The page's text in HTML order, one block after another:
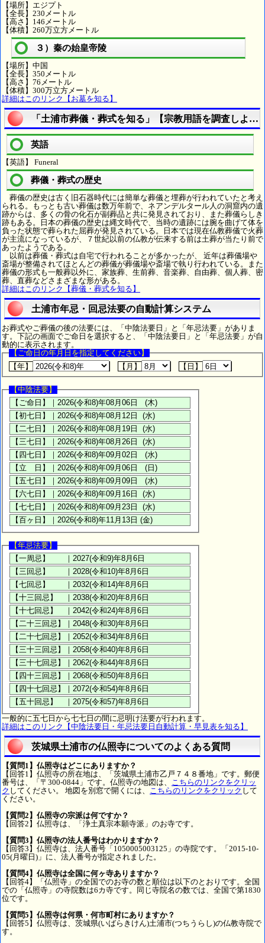
【場所】エジプト
【全長】230メートル
【高さ】146メートル
【体積】260万立方メートル
３）秦の始皇帝陵
【場所】中国
【全長】350メートル
【高さ】76メートル
【体積】300万立方メートル
詳細はこのリンク【お墓を知る】
「土浦市葬儀・葬式を知る」【宗教用語を調査しよう
英語
【英語】 Funeral
葬儀・葬式の歴史
葬儀の歴史は古く旧石器時代には簡単な葬儀と埋葬が行われていたと考え
られる。もっとも古い葬儀は数万年前で、ネアンデルタール人の洞窟内の遺
跡からは、多くの骨の化石が副葬品と共に発見されており、また葬儀らしき
跡もある。日本の葬儀の歴史は縄文時代で、当時の遺跡には腕を曲げて体を
負った状態で葬られた屈葬が発見されている。日本では現在仏教葬儀で火葬
が主流になっているが、７世紀以前の仏教が伝来する前は土葬が当たり前で
あったようである。
以前は葬儀・葬式は自宅で行われることが多かったが、 近年は葬儀場や
斎場が整備されてほとんどの葬儀が葬儀場や斎場で執り行われている。また
葬儀の形式も一般葬以外に、家族葬、生前葬、音楽葬、自由葬、個人葬、密
葬、直葬などさまざまな形がある。
詳細はこのリンク【葬儀・葬式を知る】
土浦市年忌・回忌法要の自動計算システム
お葬式やご葬儀の後の法要には、「中陰法要日」と「年忌法要」がありま
す。下記の画面でご命日を選択すると、「中陰法要日」と「年忌法要」が自
動的に表示されます。
【ご命日の年月日を指定してください】
【年】
【月】 【日】
【中陰法要】
【年忌法要】
一般的に五七日から七七日の間に忌明け法要が行われます。
詳細はこのリンク【中陰法要日・年忌法要日自動計算・早見表を知る】
茨城県土浦市の仏照寺についてのよくある質問
【質問1】仏照寺はどこにありますか？
【回答1】仏照寺の所在地は、「茨城県土浦市乙戸７４８番地」です。郵便
番号は、「〒300-0844」です。仏照寺の地図は、 こちらのリンクをクリッ
ク してください。 地図を別窓で開くには、 こちらのリンクをクリック して
ください。
【質問2】仏照寺の宗派は何ですか？
【回答2】仏照寺は、「浄土真宗本願寺派」のお寺です。
【質問3】仏照寺の法人番号はわかりますか？
【回答3】仏照寺は、法人番号「1050005003125」の寺院です。「2015-10-
05(月曜日)」に、法人番号が指定されました。
【質問4】仏照寺は全国に何ヶ寺ありますか？
【回答4】「仏照寺」の全国でのお寺の数と順位は以下のとおりです。全国
での「仏照寺」の寺院数は6カ寺です。同じ寺院名の数では、全国で第1830
位です。
【質問5】仏照寺は何県・何市町村にありますか？
【回答5】仏照寺は、茨城県(いばらきけん)土浦市(つちうらし)の仏教寺院で
す。